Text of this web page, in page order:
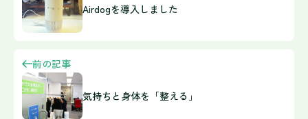
Airdogを導入しました
前の記事
気持ちと身体を「整える」